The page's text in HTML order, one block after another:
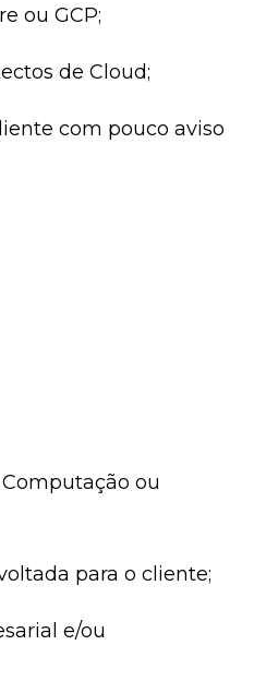
ou GCP;
de Cloud;
com pouco aviso
ou
para o cliente;
e/ou